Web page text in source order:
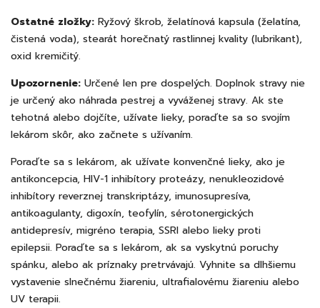
Ostatné zložky: Ryžový škrob, želatínová kapsula (želatína,
čistená voda), stearát horečnatý rastlinnej kvality (lubrikant),
oxid kremičitý.
Upozornenie: Určené len pre dospelých. Doplnok stravy nie
je určený ako náhrada pestrej a vyváženej stravy. Ak ste
tehotná alebo dojčíte, užívate lieky, poraďte sa so svojím
lekárom skôr, ako začnete s užívaním.
Poraďte sa s lekárom, ak užívate konvenčné lieky, ako je
antikoncepcia, HIV-1 inhibítory proteázy, nenukleozidové
inhibítory reverznej transkriptázy, imunosupresíva,
antikoagulanty, digoxín, teofylín, sérotonergických
antidepresív, migréno terapia, SSRI alebo lieky proti
epilepsii. Poraďte sa s lekárom, ak sa vyskytnú poruchy
spánku, alebo ak príznaky pretrvávajú. Vyhnite sa dlhšiemu
vystavenie slnečnému žiareniu, ultrafialovému žiareniu alebo
UV terapii.